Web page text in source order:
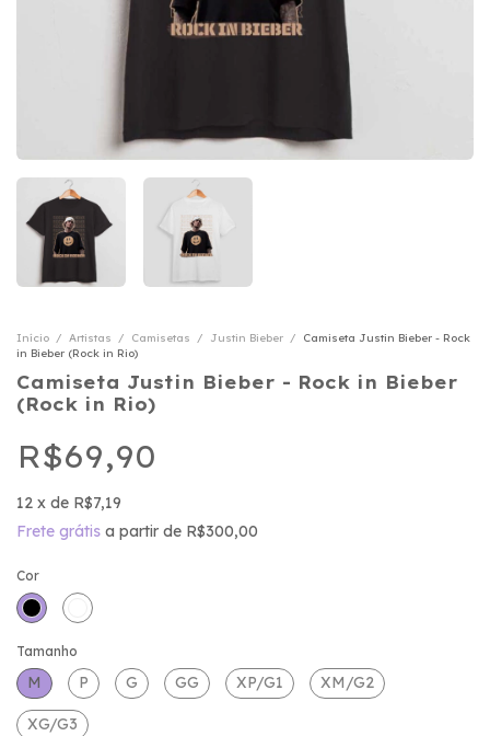
Início / Artistas / Camisetas / Justin Bieber /
Camiseta Justin Bieber - Rock
in Bieber (Rock in Rio)
Camiseta Justin Bieber - Rock in Bieber
(Rock in Rio)
R$69,90
12 x de R$7,19
Frete grátis a partir de R$300,00
Cor
Tamanho
M P G GG XP/G1 XM/G2
XG/G3